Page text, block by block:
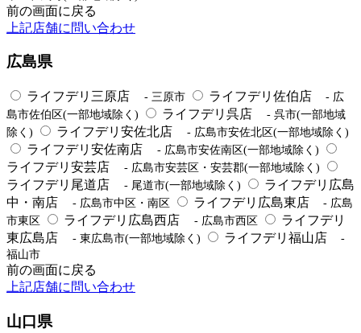
前の画面に戻る
上記店舗に問い合わせ
広島県
ライフデリ三原店 - 三原市 ライフデリ佐伯店
- 広
島市佐伯区(一部地域除く)
ライフデリ呉店
- 呉市(一部地域
除く)
ライフデリ安佐北店 - 広島市安佐北区(一部地域除く)
ライフデリ安佐南店 - 広島市安佐南区(一部地域除く)
ライフデリ安芸店 - 広島市安芸区・安芸郡(一部地域除く)
ライフデリ尾道店 - 尾道市(一部地域除く)
ライフデリ広島
中・南店
- 広島市中区・南区 ライフデリ広島東店
- 広島
市東区
ライフデリ広島西店 - 広島市西区
ライフデリ
東広島店
- 東広島市(一部地域除く) ライフデリ福山店
-
福山市
前の画面に戻る
上記店舗に問い合わせ
山口県